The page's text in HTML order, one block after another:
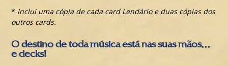
* Inclui uma cópia de cada card Lendário e duas cópias dos
outros cards.
O destino de toda música está nas suas mãos...
e decks!